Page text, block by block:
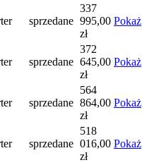
sprzedane
337
995,00
zł
Pokaż
sprzedane
372
645,00
zł
Pokaż
sprzedane
564
864,00
zł
Pokaż
sprzedane
518
016,00
zł
Pokaż